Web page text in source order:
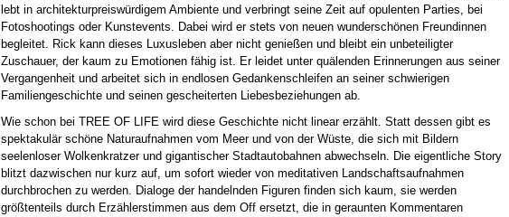
lebt in architekturpreiswürdigem Ambiente und verbringt seine Zeit auf opulenten Parties, bei
Fotoshootings oder Kunstevents. Dabei wird er stets von neuen wunderschönen Freundinnen
begleitet. Rick kann dieses Luxusleben aber nicht genießen und bleibt ein unbeteiligter
Zuschauer, der kaum zu Emotionen fähig ist. Er leidet unter quälenden Erinnerungen aus seiner
Vergangenheit und arbeitet sich in endlosen Gedankenschleifen an seiner schwierigen
Familiengeschichte und seinen gescheiterten Liebesbeziehungen ab.
Wie schon bei TREE OF LIFE wird diese Geschichte nicht linear erzählt. Statt dessen gibt es
spektakulär schöne Naturaufnahmen vom Meer und von der Wüste, die sich mit Bildern
seelenloser Wolkenkratzer und gigantischer Stadtautobahnen abwechseln. Die eigentliche Story
blitzt dazwischen nur kurz auf, um sofort wieder von meditativen Landschaftsaufnahmen
durchbrochen zu werden. Dialoge der handelnden Figuren finden sich kaum, sie werden
größtenteils durch Erzählerstimmen aus dem Off ersetzt, die in geraunten Kommentaren